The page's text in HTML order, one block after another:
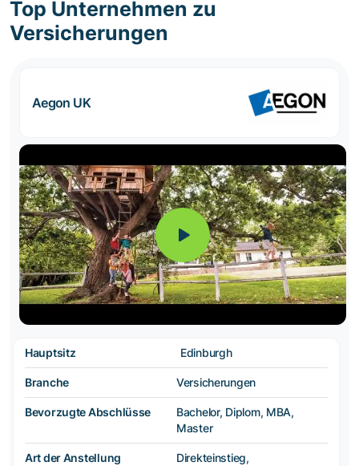
Top Unternehmen zu
Versicherungen
Aegon UK
Hauptsitz Edinburgh
Branche Versicherungen
Bevorzugte Abschlüsse
Bachelor, Diplom, MBA,
Master
Art der Anstellung
Direkteinstieg,